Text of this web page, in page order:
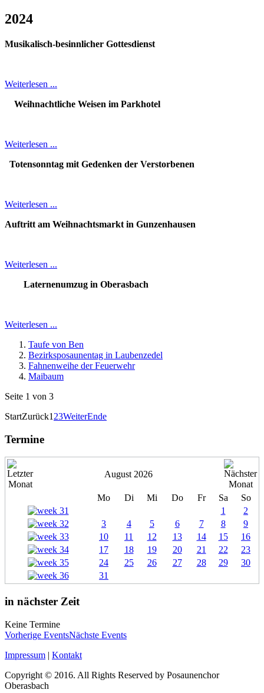
2024
Musikalisch-besinnlicher Gottesdienst
Weiterlesen ...
Weihnachtliche Weisen im Parkhotel
Weiterlesen ...
Totensonntag mit Gedenken der Verstorbenen
Weiterlesen ...
Auftritt am Weihnachtsmarkt in Gunzenhausen
Weiterlesen ...
Laternenumzug in Oberasbach
Weiterlesen ...
Taufe von Ben
Bezirksposaunentag in Laubenzedel
Fahnenweihe der Feuerwehr
Maibaum
Seite 1 von 3
StartZurück1 23WeiterEnde
Termine
August 2026
Mo Di Mi Do Fr Sa
So
1
2
3
4 5 6 7 8
9
10
11 12 13 14 15
16
17
18 19 20 21 22
23
24
25 26 27 28 29
30
31
in nächster Zeit
Keine Termine
Vorherige EventsNächste Events
Impressum | Kontakt
Copyright © 2016. All Rights Reserved by Posaunenchor
Oberasbach